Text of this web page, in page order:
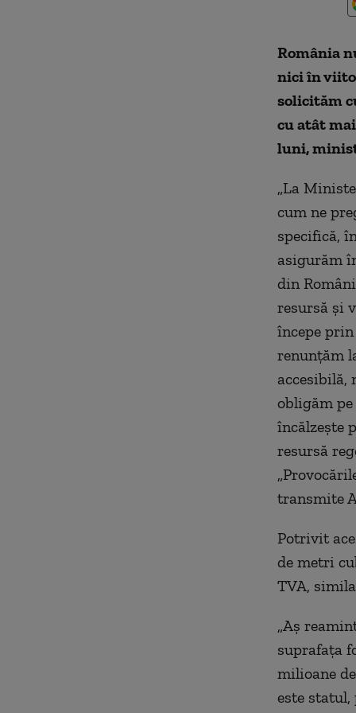
România
nici în
solicităm
cu atât
luni,
„La
cum ne
specifică,
asigurăm
din
resursă şi
începe
renunţăm
accesibilă,
obligăm
încălzeşte
resursă
transmite
Potrivit
de metri
TVA,
„Aş
suprafaţa
milioane
este